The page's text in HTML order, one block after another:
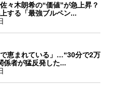
々木朗希の“価値”が急上昇？
する「最強ブルペン...
で恵まれている」…“30分で2万
係者が猛反発した...